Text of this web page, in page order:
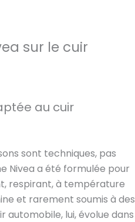
sur le cuir
au cuir
sont techniques, pas
Nivea a été formulée pour
respirant, à température
et rarement soumis à des
lui, évolue dans